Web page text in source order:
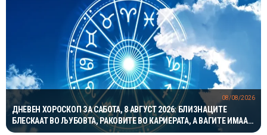
ДНЕВЕН ХОРОСКОП ЗА САБОТА, 8 АВГУСТ 2026: БЛИЗНАЦИТЕ
БЛЕСКААТ ВО ЉУБОВТА, РАКОВИТЕ ВО КАРИЕРАТА, А ВАГИТЕ ИМААТ
ОДЛИЧЕН ДЕН ЗА ХАРМОНИЈА
08/08/2026